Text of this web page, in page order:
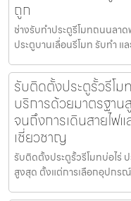
ถูก
ช่างรับทำประตูรีโมทถนนลา
ประตูบานเลื่อนรีโมท รับทำ
รับติดตั้งประตูรั้วรีโม
บริการด้วยมาตรฐา
จนถึงการเดินสายไฟ
เชี่ยวชาญ
รับติดตั้งประตูรั้วรีโมทบ่อไร่
สูงสุด ตั้งแต่การเลือกอุปกร